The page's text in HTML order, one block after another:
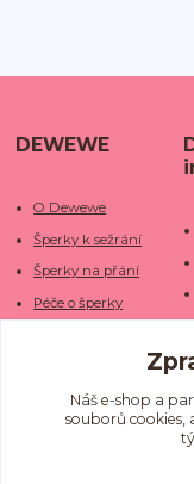
DEWEWE
O Dewewe
Šperky k sežrání
Šperky na přání
Péče o šperky
Kamenné obchody
FotogalerieNáš e-shop a
souborů